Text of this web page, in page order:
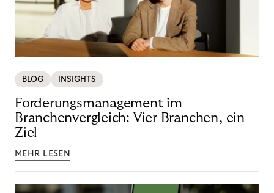
BLOG INSIGHTS
Forderungsmanagement im
Branchenvergleich: Vier Branchen, ein
Ziel
MEHR LESEN